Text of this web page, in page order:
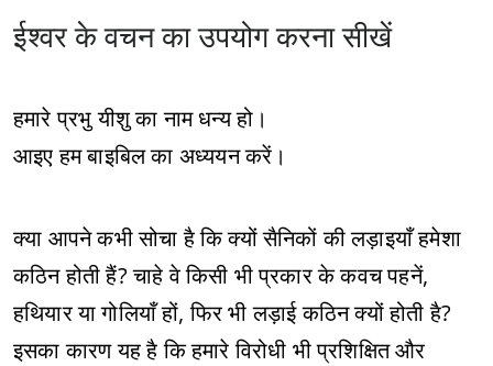
ईश्वर के वचन का उपयोग करना सीखें
हमारे प्रभु यीशु का नाम धन्य हो।
आइए हम बाइबिल का अध्ययन करें।
क्या आपने कभी सोचा है कि क्यों सैनिकों की लड़ाइयाँ हमेशा
कठिन होती हैं? चाहे वे किसी भी प्रकार के कवच पहनें,
हथियार या गोलियाँ हों, फिर भी लड़ाई कठिन क्यों होती है?
इसका कारण यह है कि हमारे विरोधी भी प्रशिक्षित और